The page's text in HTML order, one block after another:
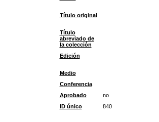
Título original
Título
abreviado de
la colección
Edición
Medio
Conferencia
Aprobado
no
ID único
840